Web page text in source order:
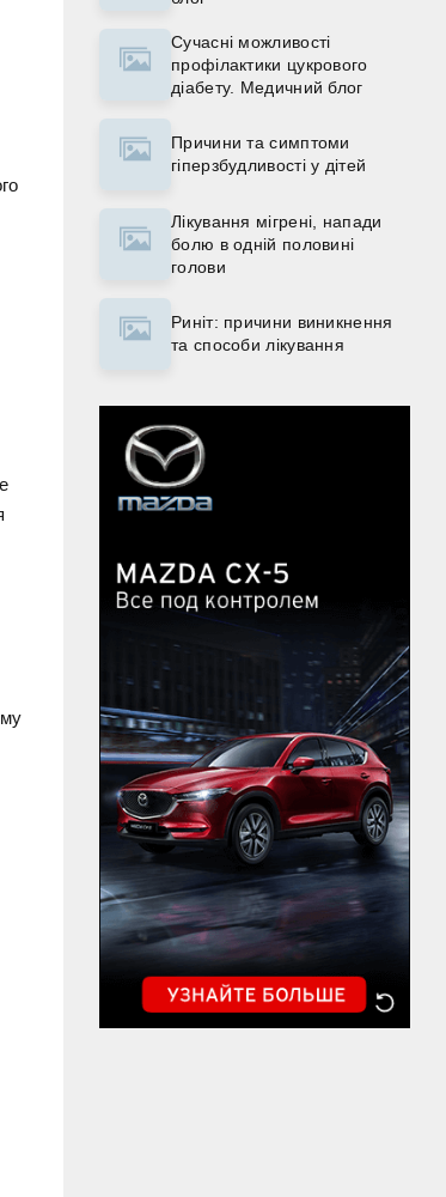
Сучасні можливості
профілактики цукрового
діабету. Медичний блог
Причини та симптоми
гіперзбудливості у дітей
Лікування мігрені, напади
болю в одній половині
голови
Риніт: причини виникнення
та способи лікування